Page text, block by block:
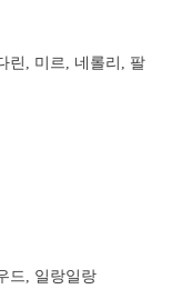
린, 미르, 네롤리, 팔
드, 일랑일랑